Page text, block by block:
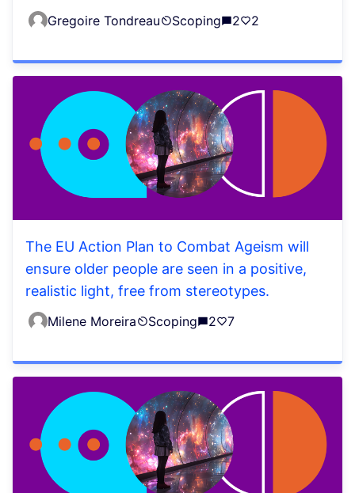
Gregoire Tondreau Scoping 2 2
The EU Action Plan to Combat Ageism will
ensure older people are seen in a positive,
realistic light, free from stereotypes.
Milene Moreira Scoping 2 7